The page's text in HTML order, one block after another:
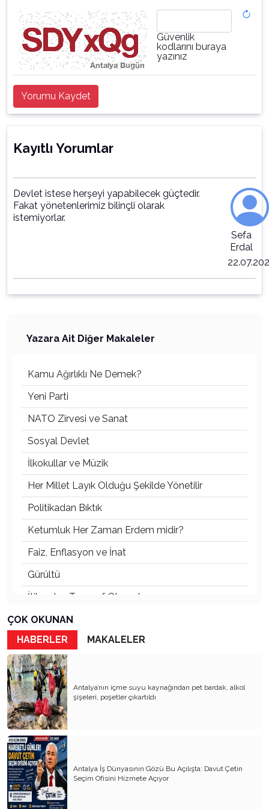
Güvenlik
kodlarını buraya
yazınız
Yorumu Kaydet
Kayıtlı Yorumlar
Devlet istese herşeyi yapabilecek güçtedir.
Fakat yönetenlerimiz bilinçli olarak
istemiyorlar.
Sefa
Erdal
Yazara Ait Diğer Makaleler
Kamu Ağırlıklı Ne Demek?
Yeni Parti
NATO Zirvesi ve Sanat
Sosyal Devlet
İlkokullar ve Müzik
Her Millet Layık Olduğu Şekilde Yönetilir
Politikadan Bıktık
Ketumluk Her Zaman Erdem midir?
Faiz, Enflasyon ve İnat
Gürültü
İtibardan Tasarruf Olmaz!
Güneş Enerjisi
Ödül Töreni
TOKİ Konutları: Sosyal mi, Orta Gelir Projesi mi?
Her Kentin Bir Ruhu Vardır
Orkestra Şefi
Abdülhamit ve Tayyip Erdoğan
Fark Etmeden Kaybettiklerimiz
Raydan Çıkan Antalya
Bunu da mı Görecektik?
ÇOK OKUNAN
HABERLER
MAKALELER
Antalya’nın içme suyu kaynağından pet bardak, alkol
şişeleri, poşetler çıkartıldı
Antalya İş Dünyasının Gözü Bu Açılışta: Davut Çetin
Seçim Ofisini Hizmete Açıyor